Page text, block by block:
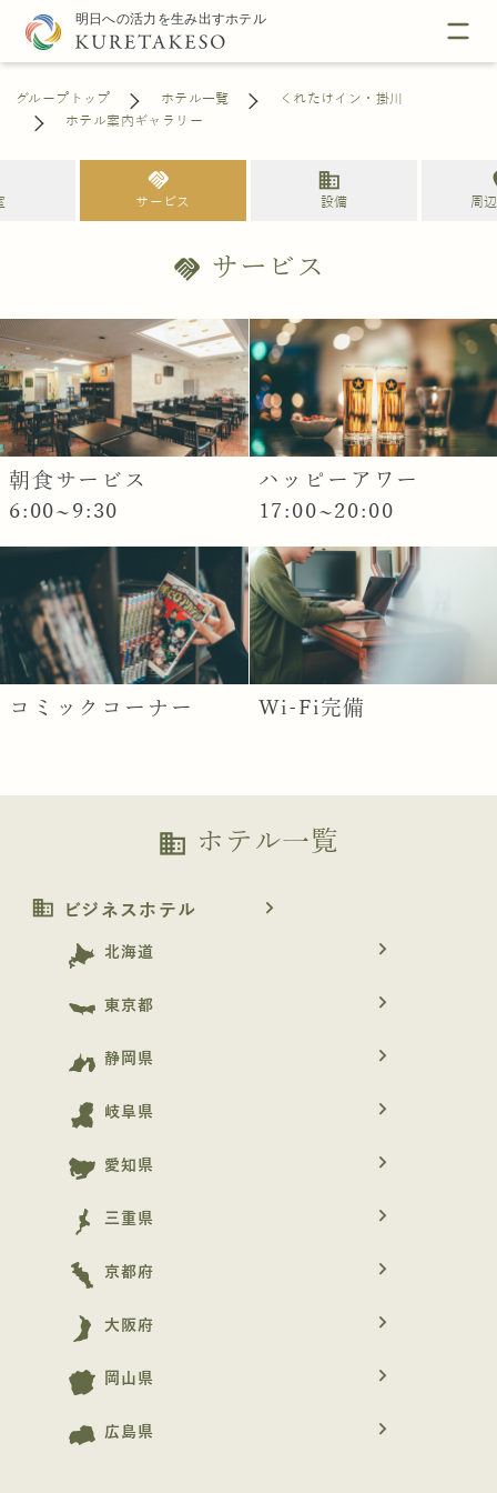
グループトップ ホテル一覧
くれたけイン・掛川
ホテル案内ギャラリー
handshake
サービス
business
設備 周
handshake サービス
朝食サービス
6:00~9:30
ハッピーアワー
17:00~20:00
コミックコーナー Wi-Fi完備
business ホテル一覧
business ビジネスホテル navigate_next
北海道 navigate_next
東京都 navigate_next
静岡県 navigate_next
岐阜県 navigate_next
愛知県 navigate_next
三重県 navigate_next
京都府 navigate_next
大阪府 navigate_next
岡山県 navigate_next
広島県 navigate_next